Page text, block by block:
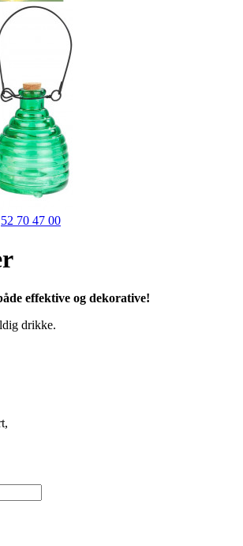
52 70 47 00
effektive og dekorative!
drikke.